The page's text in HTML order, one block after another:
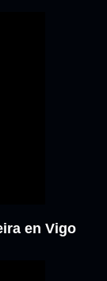
en Vigo